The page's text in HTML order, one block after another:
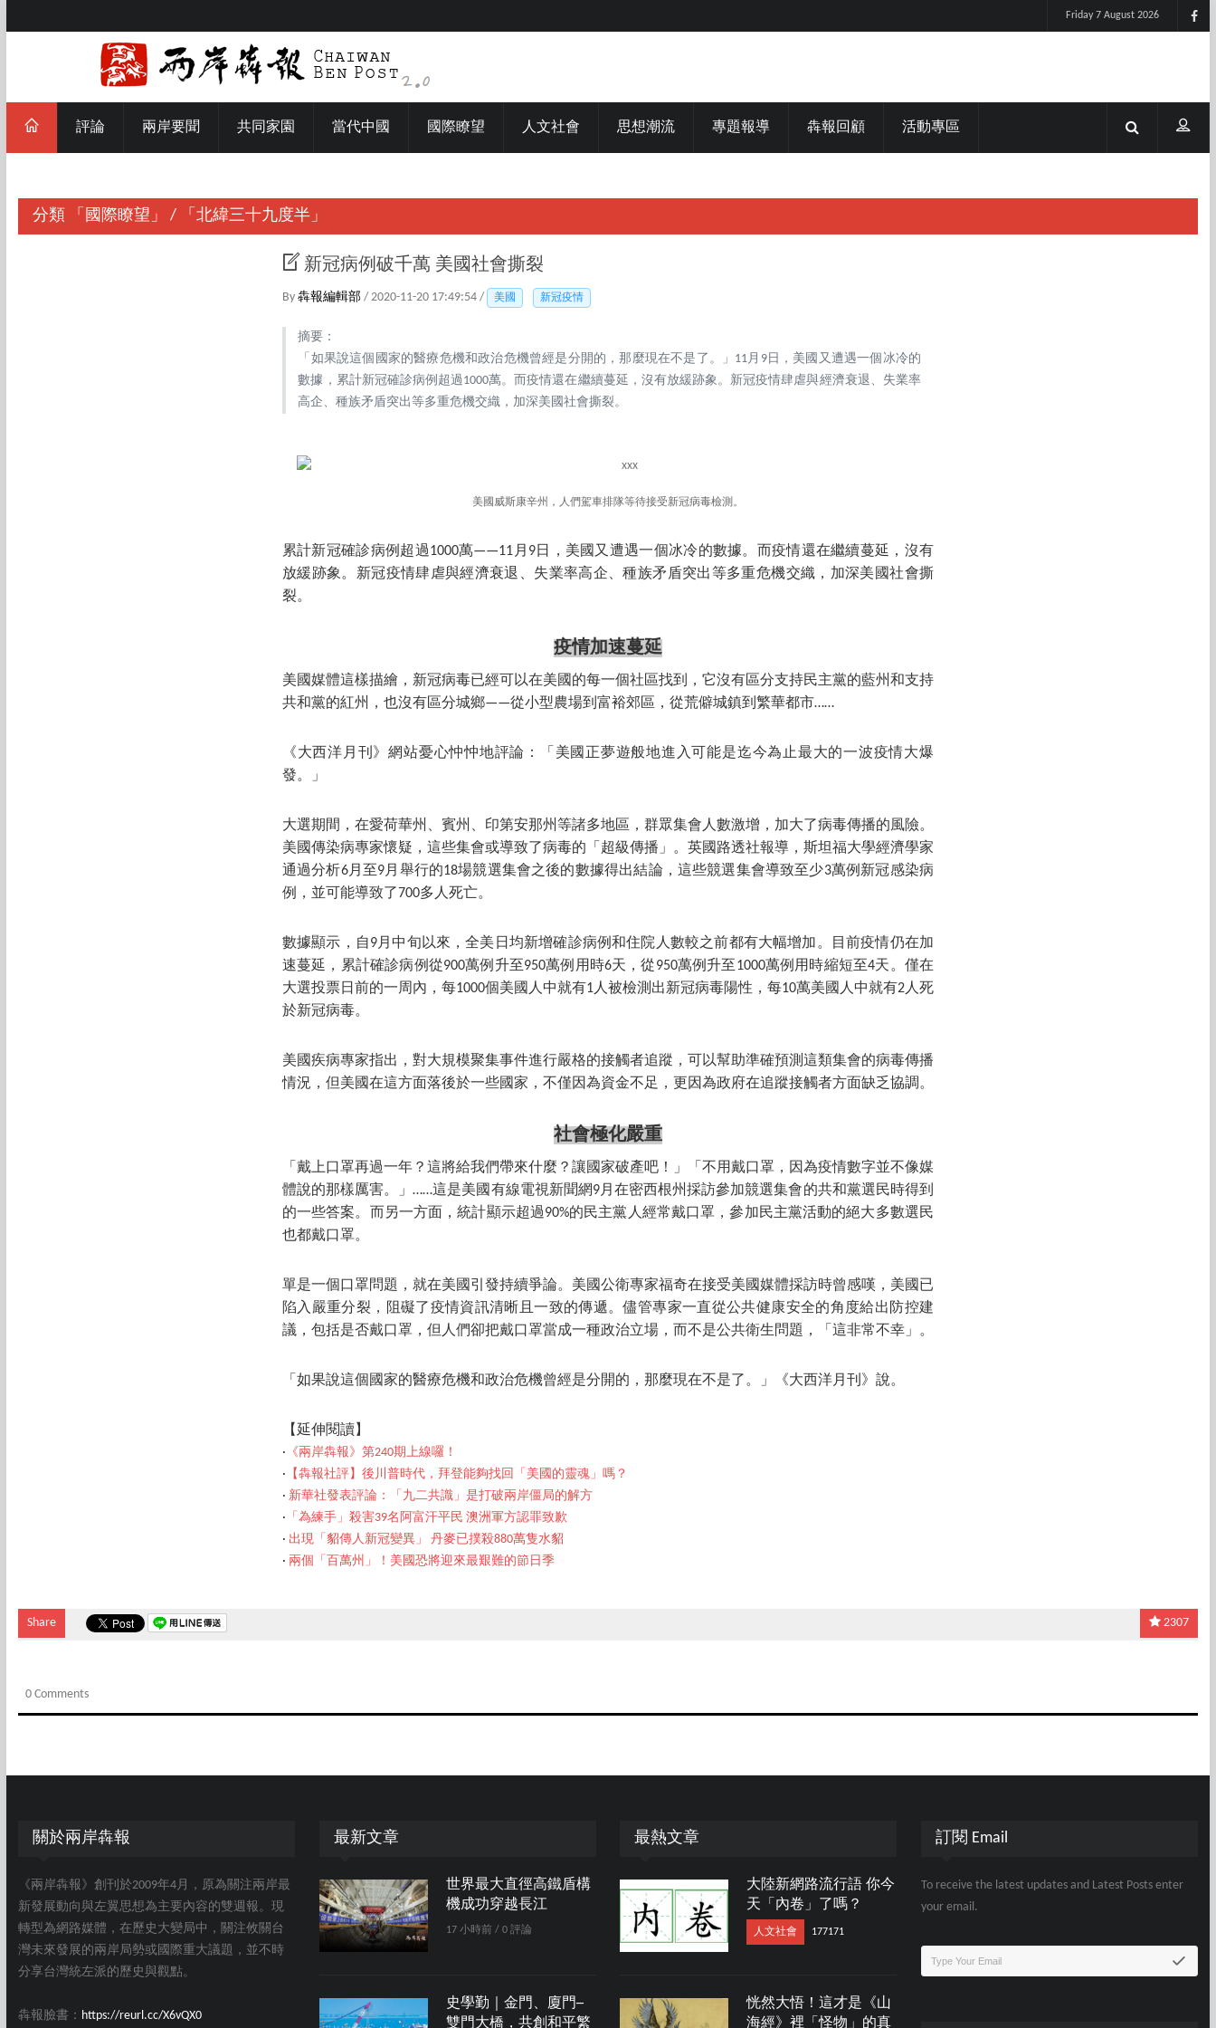
Friday 7 August 2026
評論 兩岸要聞 共同家園 當代中國 國際瞭望 人文社會 思想潮流 專題報導 犇報回顧 活動專區
分類 「國際瞭望」 / 「北緯三十九度半」
新冠病例破千萬 美國社會撕裂
By 犇報編輯部 / 2020-11-20 17:49:54 / 美國 新冠疫情
摘要：
「如果說這個國家的醫療危機和政治危機曾經是分開的，那麼現在不是了。」11月9日，美國又遭遇一個冰冷的
數據，累計新冠確診病例超過1000萬。而疫情還在繼續蔓延，沒有放緩跡象。新冠疫情肆虐與經濟衰退、失業率
高企、種族矛盾突出等多重危機交織，加深美國社會撕裂。
美國威斯康辛州，人們駕車排隊等待接受新冠病毒檢測。
累計新冠確診病例超過1000萬——11月9日，美國又遭遇一個冰冷的數據。而疫情還在繼續蔓延，沒有
放緩跡象。新冠疫情肆虐與經濟衰退、失業率高企、種族矛盾突出等多重危機交織，加深美國社會撕
裂。
疫情加速蔓延
美國媒體這樣描繪，新冠病毒已經可以在美國的每一個社區找到，它沒有區分支持民主黨的藍州和支持
共和黨的紅州，也沒有區分城鄉——從小型農場到富裕郊區，從荒僻城鎮到繁華都市……
《大西洋月刊》網站憂心忡忡地評論：「美國正夢遊般地進入可能是迄今為止最大的一波疫情大爆
發。」
大選期間，在愛荷華州、賓州、印第安那州等諸多地區，群眾集會人數激增，加大了病毒傳播的風險。
美國傳染病專家懷疑，這些集會或導致了病毒的「超級傳播」。英國路透社報導，斯坦福大學經濟學家
通過分析6月至9月舉行的18場競選集會之後的數據得出結論，這些競選集會導致至少3萬例新冠感染病
例，並可能導致了700多人死亡。
數據顯示，自9月中旬以來，全美日均新增確診病例和住院人數較之前都有大幅增加。目前疫情仍在加
速蔓延，累計確診病例從900萬例升至950萬例用時6天，從950萬例升至1000萬例用時縮短至4天。僅在
大選投票日前的一周內，每1000個美國人中就有1人被檢測出新冠病毒陽性，每10萬美國人中就有2人死
於新冠病毒。
美國疾病專家指出，對大規模聚集事件進行嚴格的接觸者追蹤，可以幫助準確預測這類集會的病毒傳播
情況，但美國在這方面落後於一些國家，不僅因為資金不足，更因為政府在追蹤接觸者方面缺乏協調。
社會極化嚴重
「戴上口罩再過一年？這將給我們帶來什麼？讓國家破產吧！」「不用戴口罩，因為疫情數字並不像媒
體說的那樣厲害。」……這是美國有線電視新聞網9月在密西根州採訪參加競選集會的共和黨選民時得到
的一些答案。而另一方面，統計顯示超過90%的民主黨人經常戴口罩，參加民主黨活動的絕大多數選民
也都戴口罩。
單是一個口罩問題，就在美國引發持續爭論。美國公衛專家福奇在接受美國媒體採訪時曾感嘆，美國已
陷入嚴重分裂，阻礙了疫情資訊清晰且一致的傳遞。儘管專家一直從公共健康安全的角度給出防控建
議，包括是否戴口罩，但人們卻把戴口罩當成一種政治立場，而不是公共衛生問題，「這非常不幸」。
「如果說這個國家的醫療危機和政治危機曾經是分開的，那麼現在不是了。」《大西洋月刊》說。
【延伸閱讀】
‧ 《兩岸犇報》第240期上線囉！
‧ 【犇報社評】後川普時代，拜登能夠找回「美國的靈魂」嗎？
‧ 新華社發表評論：「九二共識」是打破兩岸僵局的解方
‧ 「為練手」殺害39名阿富汗平民 澳洲軍方認罪致歉
‧ 出現「貂傳人新冠變異」 丹麥已撲殺880萬隻水貂
‧ 兩個「百萬州」！美國恐將迎來最艱難的節日季
Share 2307
0 Comments
關於兩岸犇報
《兩岸犇報》創刊於2009年4月，原為關注兩岸最
新發展動向與左翼思想為主要內容的雙週報。現
轉型為網路媒體，在歷史大變局中，關注攸關台
灣未來發展的兩岸局勢或國際重大議題，並不時
分享台灣統左派的歷史與觀點。
犇報臉書： https://reurl.cc/X6vQX0
最新文章
世界最大直徑高鐵盾構
機成功穿越長江
17 小時前 / 0 評論
史學勤｜金門、廈門─
雙門大橋，共創和平繁
最熱文章
大陸新網路流行語 你今
天「內卷」了嗎？
人文社會 177171
恍然大悟！這才是《山
海經》裡「怪物」的真
訂閱 Email
To receive the latest updates and Latest Posts enter
your email.